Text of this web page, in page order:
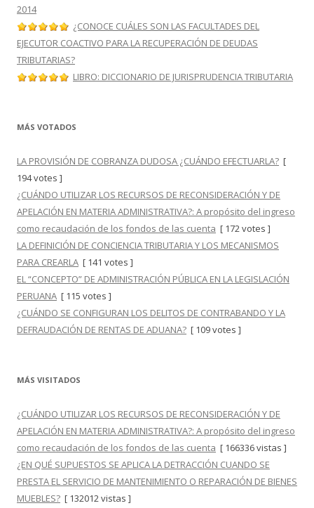
2014
¿CONOCE CUÁLES SON LAS FACULTADES DEL
EJECUTOR COACTIVO PARA LA RECUPERACIÓN DE DEUDAS
TRIBUTARIAS?
LIBRO: DICCIONARIO DE JURISPRUDENCIA TRIBUTARIA
MÁS VOTADOS
LA PROVISIÓN DE COBRANZA DUDOSA ¿CUÁNDO EFECTUARLA? [
194 votes ]
¿CUÁNDO UTILIZAR LOS RECURSOS DE RECONSIDERACIÓN Y DE
APELACIÓN EN MATERIA ADMINISTRATIVA?: A propósito del ingreso
como recaudación de los fondos de las cuenta [ 172 votes ]
LA DEFINICIÓN DE CONCIENCIA TRIBUTARIA Y LOS MECANISMOS
PARA CREARLA [ 141 votes ]
EL “CONCEPTO” DE ADMINISTRACIÓN PÚBLICA EN LA LEGISLACIÓN
PERUANA [ 115 votes ]
¿CUÁNDO SE CONFIGURAN LOS DELITOS DE CONTRABANDO Y LA
DEFRAUDACIÓN DE RENTAS DE ADUANA? [ 109 votes ]
MÁS VISITADOS
¿CUÁNDO UTILIZAR LOS RECURSOS DE RECONSIDERACIÓN Y DE
APELACIÓN EN MATERIA ADMINISTRATIVA?: A propósito del ingreso
como recaudación de los fondos de las cuenta [ 166336 vistas ]
¿EN QUÉ SUPUESTOS SE APLICA LA DETRACCIÓN CUANDO SE
PRESTA EL SERVICIO DE MANTENIMIENTO O REPARACIÓN DE BIENES
MUEBLES? [ 132012 vistas ]